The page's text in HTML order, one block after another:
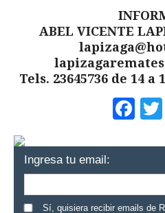
ABEL VICENTE
Tels. 23645736 de 14 a
Ingresa tu email:
Sí, quisiera recibir emails de